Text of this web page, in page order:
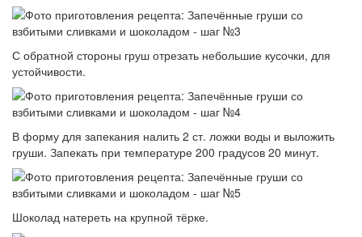
С обратной стороны груш отрезать небольшие кусочки, для
устойчивости.
В форму для запекания налить 2 ст. ложки воды и выложить
груши. Запекать при температуре 200 градусов 20 минут.
Шоколад натереть на крупной тёрке.